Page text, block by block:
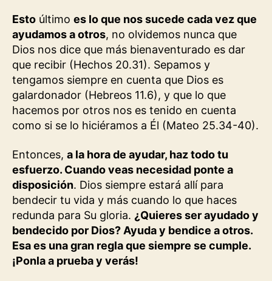
Esto último es lo que nos sucede cada vez que
ayudamos a otros, no olvidemos nunca que
Dios nos dice que más bienaventurado es dar
que recibir (Hechos 20.31). Sepamos y
tengamos siempre en cuenta que Dios es
galardonador (Hebreos 11.6), y que lo que
hacemos por otros nos es tenido en cuenta
como si se lo hiciéramos a Él (Mateo 25.34-40).
Entonces, a la hora de ayudar, haz todo tu
esfuerzo. Cuando veas necesidad ponte a
disposición. Dios siempre estará allí para
bendecir tu vida y más cuando lo que haces
redunda para Su gloria. ¿Quieres ser ayudado y
bendecido por Dios? Ayuda y bendice a otros.
Esa es una gran regla que siempre se cumple.
¡Ponla a prueba y verás!